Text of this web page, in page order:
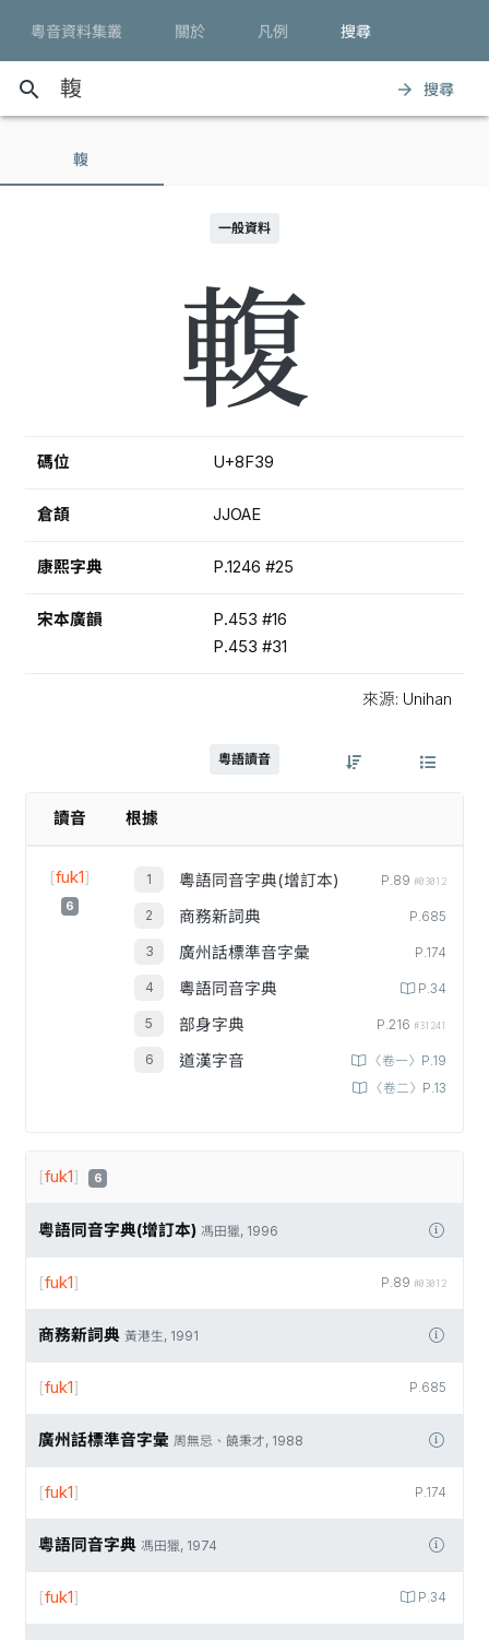
粵音資料集叢 關於 凡例 搜尋
search arrow_forward 搜尋
輹
一般資料
輹
碼位 U+8F39
倉頡 JJOAE
康熙字典 P.1246 #25
宋本廣韻
P.453 #16
P.453 #31
來源: Unihan
粵語讀音
讀音 根據
[fuk1]
6
粵語同音字典(增訂本) P.89 #03012
商務新詞典 P.685
廣州話標準音字彙 P.174
粵語同音字典 P.34
部身字典 P.216 #31241
道漢字音
〈卷一〉P.19
〈卷二〉P.13
[fuk1] 6
粵語同音字典(增訂本) 馮田獵, 1996
P.89 #03012
[fuk1]
商務新詞典 黃港生, 1991
P.685
[fuk1]
廣州話標準音字彙 周無忌、饒秉才, 1988
P.174
[fuk1]
粵語同音字典 馮田獵, 1974
P.34
[fuk1]